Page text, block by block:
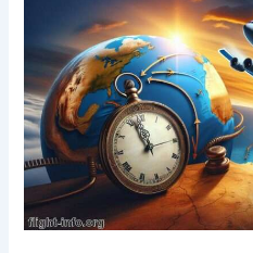
Malediven?